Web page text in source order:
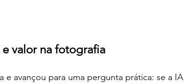
valor na fotografia
avançou para uma pergunta prática: se a IA